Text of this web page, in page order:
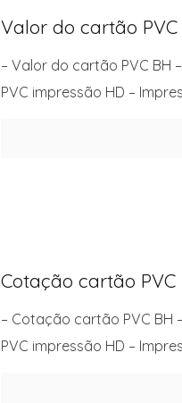
Valor do cartão PVC
– Valor do cartão PVC BH
PVC impressão HD –
Cotação cartão PVC
– Cotação cartão PVC BH
PVC impressão HD –